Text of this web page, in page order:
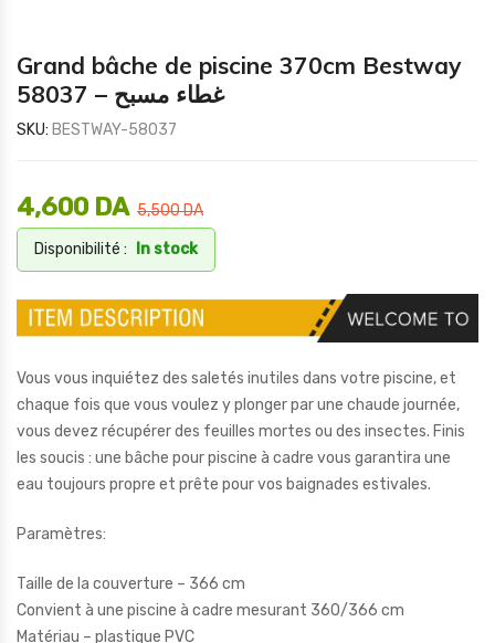
Grand bâche de piscine 370cm Bestway
58037 – غطاء مسبح
SKU: BESTWAY-58037
5,500DA
4,600 DA
Disponibilité : In stock
Vous vous inquiétez des saletés inutiles dans votre piscine, et
chaque fois que vous voulez y plonger par une chaude journée,
vous devez récupérer des feuilles mortes ou des insectes. Finis
les soucis : une bâche pour piscine à cadre vous garantira une
eau toujours propre et prête pour vos baignades estivales.
Paramètres:
Taille de la couverture – 366 cm
Convient à une piscine à cadre mesurant 360/366 cm
Matériau – plastique PVC